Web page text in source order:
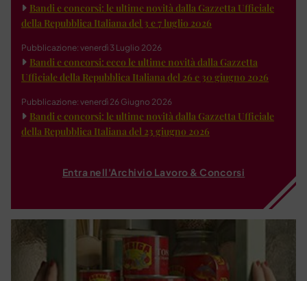
Bandi e concorsi: le ultime novità dalla Gazzetta Ufficiale
della Repubblica Italiana del 3 e 7 luglio 2026
Pubblicazione: venerdì 3 Luglio 2026
Bandi e concorsi: ecco le ultime novità dalla Gazzetta
Ufficiale della Repubblica Italiana del 26 e 30 giugno 2026
Pubblicazione: venerdì 26 Giugno 2026
Bandi e concorsi: le ultime novità dalla Gazzetta Ufficiale
della Repubblica Italiana del 23 giugno 2026
Entra nell'Archivio Lavoro & Concorsi